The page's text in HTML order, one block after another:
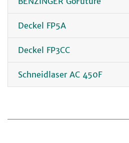
Deckel FP5A
Deckel FP3CC
Schneidlaser AC 450F